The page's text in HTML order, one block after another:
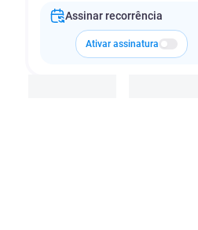
Assinar recorrência
Ativar assinatura